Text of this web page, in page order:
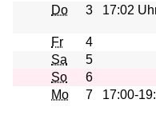
Do 3 17:02
Fr
4
Sa
5
So
6
Mo
7 17:00-